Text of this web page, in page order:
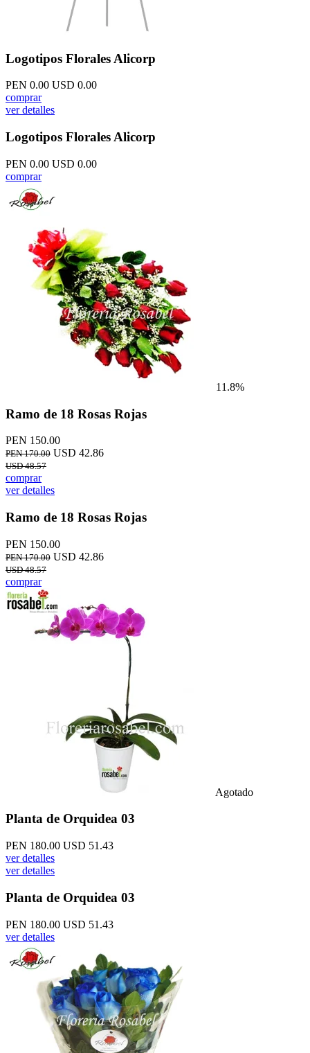
Logotipos Florales Alicorp
PEN 0.00 USD 0.00
comprar
ver detalles
Logotipos Florales Alicorp
PEN 0.00 USD 0.00
comprar
11.8%
Ramo de 18 Rosas Rojas
PEN 150.00
PEN 170.00 USD 42.86
USD 48.57
comprar
ver detalles
Ramo de 18 Rosas Rojas
PEN 150.00
PEN 170.00 USD 42.86
USD 48.57
comprar
Agotado
Planta de Orquidea 03
PEN 180.00 USD 51.43
ver detalles
ver detalles
Planta de Orquidea 03
PEN 180.00 USD 51.43
ver detalles